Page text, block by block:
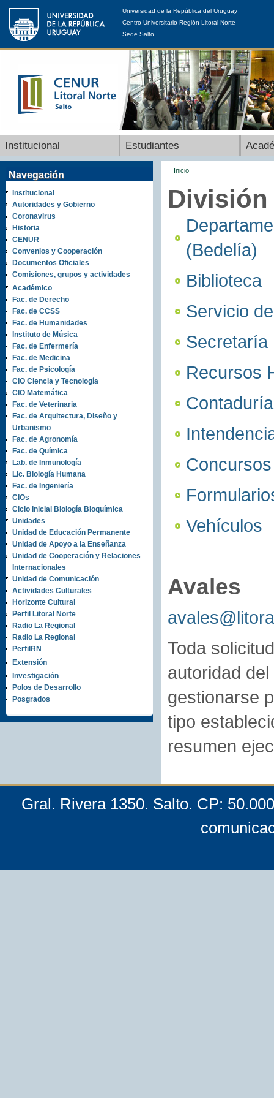
Universidad de la República del Uruguay
Centro Universitario Región Litoral Norte
Sede Salto
Institucional Estudiantes
Navegación
Institucional
Autoridades y Gobierno
Coronavirus
Historia
CENUR
Convenios y Cooperación
Documentos Oficiales
Comisiones, grupos y actividades
Académico
Fac. de Derecho
Fac. de CCSS
Fac. de Humanidades
Instituto de Música
Fac. de Enfermería
Fac. de Medicina
Fac. de Psicología
CIO Ciencia y Tecnología
CIO Matemática
Fac. de Veterinaria
Fac. de Arquitectura, Diseño y
Urbanismo
Fac. de Agronomía
Fac. de Química
Lab. de Inmunología
Lic. Biología Humana
Fac. de Ingeniería
CIOs
Ciclo Inicial Biología Bioquímica
Unidades
Unidad de Educación Permanente
Unidad de Apoyo a la Enseñanza
Unidad de Cooperación y Relaciones
Internacionales
Unidad de Comunicación
Actividades Culturales
Horizonte Cultural
Perfil Litoral Norte
Radio La Regional
Radio La Regional
PerfilRN
Extensión
Investigación
Polos de Desarrollo
Posgrados
Inicio
(Bedelía)
Biblioteca
Servicio
Secretaría
Recursos
Concursos
Vehículos
Avales
Toda
autoridad
gestionarse
tipo
resumen
Gral. Rivera 1350. Salto. CP: